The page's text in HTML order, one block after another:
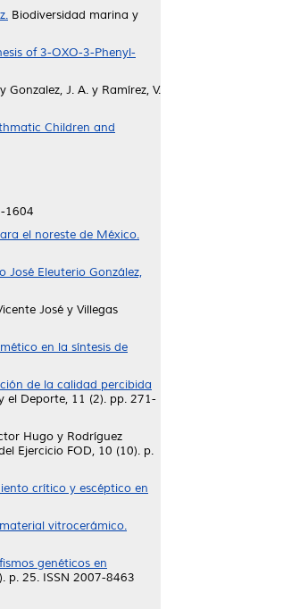
Biodiversidad marina y
of 3-OXO-3-Phenyl-
y Gonzalez, J. A. y Ramírez, V.
Children and
1604
el noreste de México.
Eleuterio González,
José y Villegas
en la síntesis de
de la calidad percibida
el Deporte, 11 (2). pp. 271-
Hugo y Rodríguez
Ejercicio FOD, 10 (10). p.
crítico y escéptico en
vitrocerámico.
genéticos en
p. 25. ISSN 2007-8463